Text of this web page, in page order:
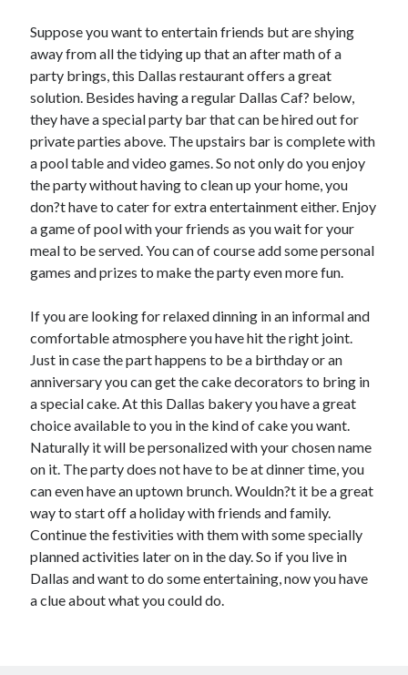
Suppose you want to entertain friends but are shying
away from all the tidying up that an after math of a
party brings, this Dallas restaurant offers a great
solution. Besides having a regular Dallas Caf? below,
they have a special party bar that can be hired out for
private parties above. The upstairs bar is complete with
a pool table and video games. So not only do you enjoy
the party without having to clean up your home, you
don?t have to cater for extra entertainment either. Enjoy
a game of pool with your friends as you wait for your
meal to be served. You can of course add some personal
games and prizes to make the party even more fun.
If you are looking for relaxed dinning in an informal and
comfortable atmosphere you have hit the right joint.
Just in case the part happens to be a birthday or an
anniversary you can get the cake decorators to bring in
a special cake. At this Dallas bakery you have a great
choice available to you in the kind of cake you want.
Naturally it will be personalized with your chosen name
on it. The party does not have to be at dinner time, you
can even have an uptown brunch. Wouldn?t it be a great
way to start off a holiday with friends and family.
Continue the festivities with them with some specially
planned activities later on in the day. So if you live in
Dallas and want to do some entertaining, now you have
a clue about what you could do.